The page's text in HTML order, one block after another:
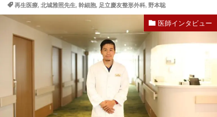
再生医療, 北城雅照先生, 幹細胞, 足立慶友整形外科, 野本聡
医師インタビュー